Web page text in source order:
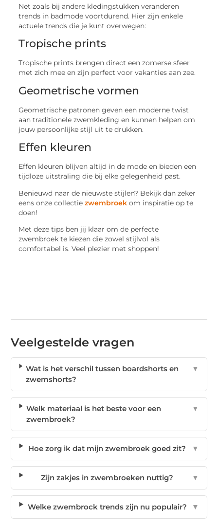
Net zoals bij andere kledingstukken veranderen
trends in badmode voortdurend. Hier zijn enkele
actuele trends die je kunt overwegen:
Tropische prints
Tropische prints brengen direct een zomerse sfeer
met zich mee en zijn perfect voor vakanties aan zee.
Geometrische vormen
Geometrische patronen geven een moderne twist
aan traditionele zwemkleding en kunnen helpen om
jouw persoonlijke stijl uit te drukken.
Effen kleuren
Effen kleuren blijven altijd in de mode en bieden een
tijdloze uitstraling die bij elke gelegenheid past.
Benieuwd naar de nieuwste stijlen? Bekijk dan zeker
eens onze collectiezwembroek om inspiratie op te
doen!
Met deze tips ben jij klaar om de perfecte
zwembroek te kiezen die zowel stijlvol als
comfortabel is. Veel plezier met shoppen!
Veelgestelde vragen
Wat is het verschil tussen boardshorts en
zwemshorts?
▼
Welk materiaal is het beste voor een
zwembroek?
▼
Hoe zorg ik dat mijn zwembroek goed zit? ▼
Zijn zakjes in zwembroeken nuttig? ▼
Welke zwembrock trends zijn nu populair? ▼